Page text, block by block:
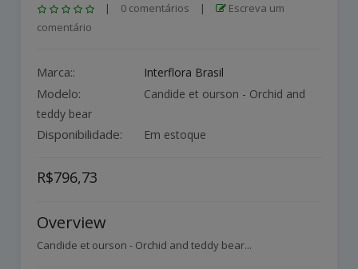
| 0 comentários |
Escreva um
comentário
Marca:: Interflora Brasil
Modelo:
Candide et ourson - Orchid and
teddy bear
Disponibilidade: Em estoque
R$796,73
Overview
Candide et ourson - Orchid and teddy bear...